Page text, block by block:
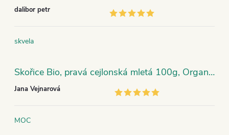
dalibor petr
skvela
Skořice Bio, pravá cejlonská mletá 100g, Organic India
Jana Vejnarová
MOC